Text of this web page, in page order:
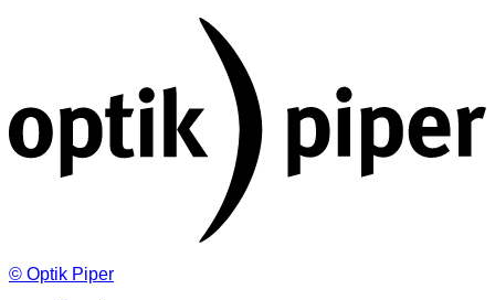
© Optik Piper